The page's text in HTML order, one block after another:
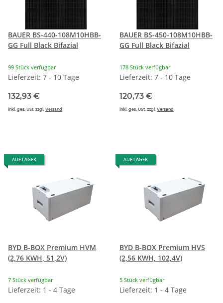
BAUER BS-440-108M10HBB-
GG Full Black Bifazial
99 Stück verfügbar
Lieferzeit: 7 - 10 Tage
132,93 €
inkl. ges. USt. zzgl. Versand
BAUER BS-450-108M10HBB-
GG Full Black Bifazial
178 Stück verfügbar
Lieferzeit: 7 - 10 Tage
120,73 €
inkl. ges. USt. zzgl. Versand
AUF LAGER
BYD B-BOX Premium HVM
(2,76 KWH, 51,2V)
7 Stück verfügbar
Lieferzeit: 1 - 4 Tage
AUF LAGER
BYD B-BOX Premium HVS
(2,56 KWH, 102,4V)
5 Stück verfügbar
Lieferzeit: 1 - 4 Tage